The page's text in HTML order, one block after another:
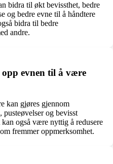
bidra til økt bevissthet, bedre
og bedre evne til å håndtere
bidra til bedre
andre.
evnen til å være
kan gjøres gjennom
pusteøvelser og bevisst
også være nyttig å redusere
fremmer oppmerksomhet.